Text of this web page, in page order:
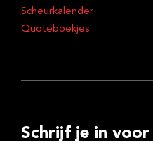
Scheurkalender
Quoteboekjes
Schrijf je in